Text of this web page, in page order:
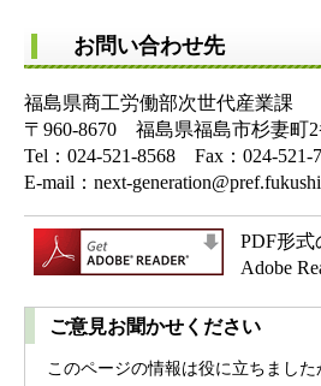
お問い合わせ先
福島県商工労働部次世代産業課
〒960-8670 福島県福島市杉妻町2
Tel：024-521-8568 Fax：024-521-
E-mail：next-
PDF形式
Adobe
ご意見お聞かせください
このページの情報は役に立ちました